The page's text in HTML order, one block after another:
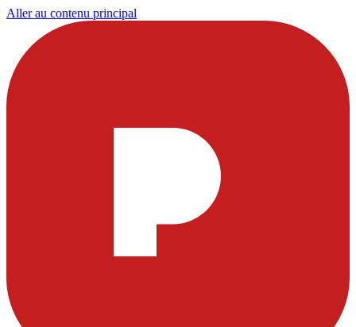
Aller au contenu principal